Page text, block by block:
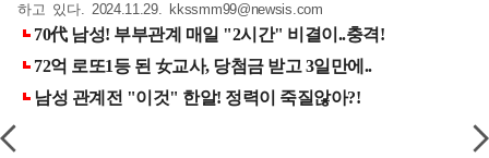
하고 있다. 2024.11.29. kkssmm99@newsis.com